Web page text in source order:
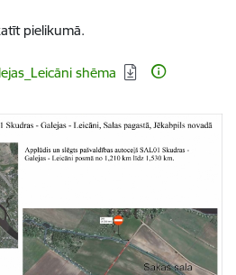
pielikumā.
shēma